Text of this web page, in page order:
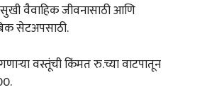
वैवाहिक जीवनासाठी आणि
सेटअपसाठी.
वस्तूंची किंमत रु.च्या वाटपातून